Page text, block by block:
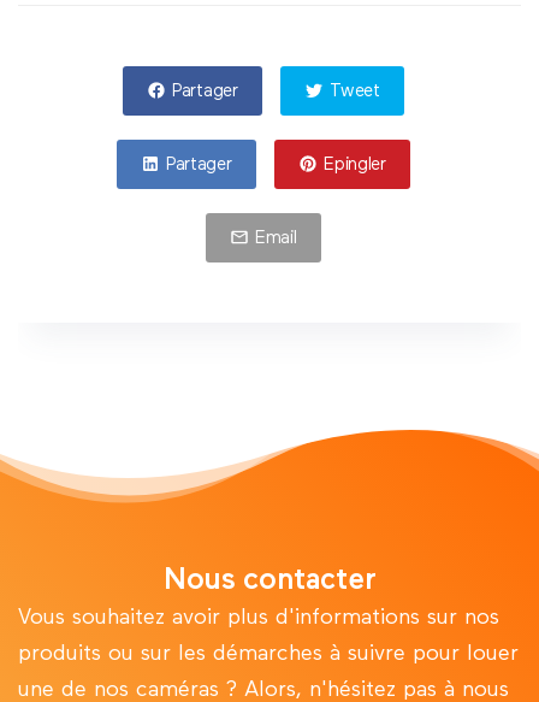
Partager Tweet
Partager Epingler
Email
Nous contacter
Vous souhaitez avoir plus d'informations sur nos
produits ou sur les démarches à suivre pour louer
une de nos caméras ? Alors, n'hésitez pas à nous